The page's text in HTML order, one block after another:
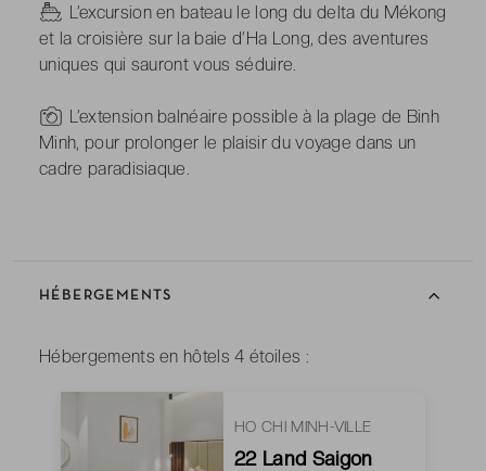
L’excursion en bateau le long du delta du Mékong
et la croisière sur la baie d’Ha Long, des aventures
uniques qui sauront vous séduire.
L’extension balnéaire possible à la plage de Binh
Minh, pour prolonger le plaisir du voyage dans un
cadre paradisiaque.
HÉBERGEMENTS
Hébergements en hôtels 4 étoiles :
HO CHI MINH-VILLE
22 Land Saigon